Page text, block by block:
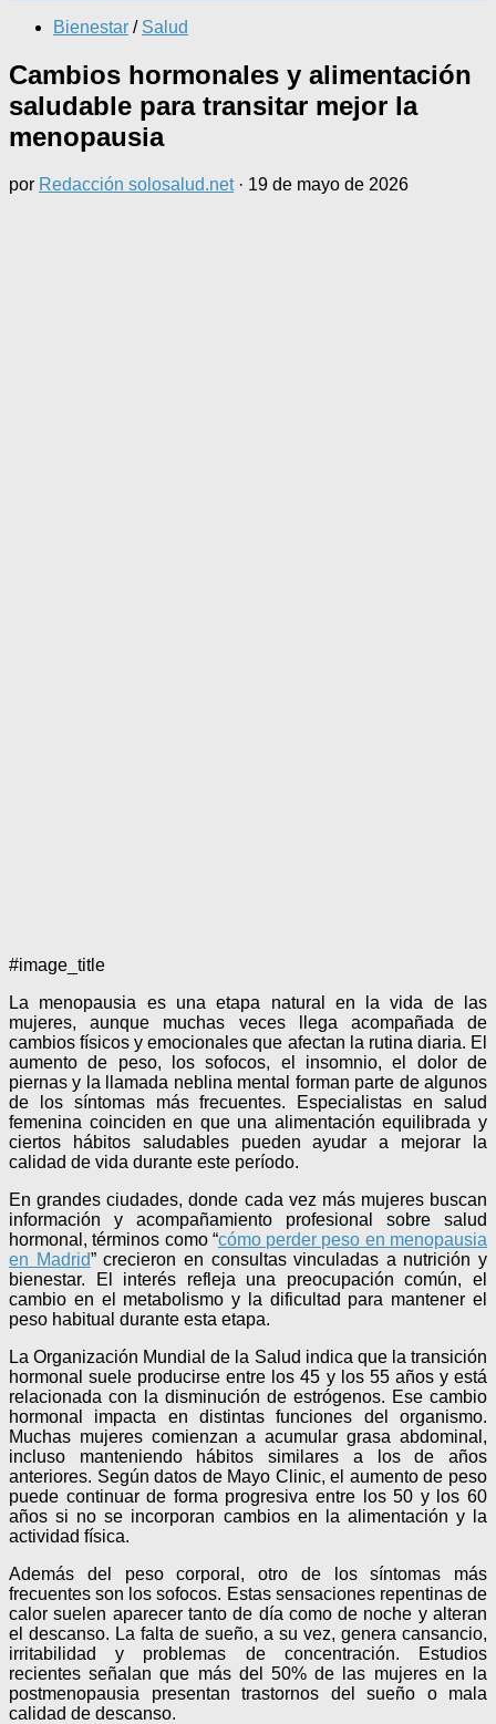
Bienestar / Salud
Cambios hormonales y alimentación
saludable para transitar mejor la
menopausia
por Redacción solosalud.net · 19 de mayo de 2026
#image_title
La menopausia es una etapa natural en la vida de las
mujeres, aunque muchas veces llega acompañada de
cambios físicos y emocionales que afectan la rutina diaria. El
aumento de peso, los sofocos, el insomnio, el dolor de
piernas y la llamada neblina mental forman parte de algunos
de los síntomas más frecuentes. Especialistas en salud
femenina coinciden en que una alimentación equilibrada y
ciertos hábitos saludables pueden ayudar a mejorar la
calidad de vida durante este período.
En grandes ciudades, donde cada vez más mujeres buscan
información y acompañamiento profesional sobre salud
hormonal, términos como “cómo perder peso en menopausia
en Madrid” crecieron en consultas vinculadas a nutrición y
bienestar. El interés refleja una preocupación común, el
cambio en el metabolismo y la dificultad para mantener el
peso habitual durante esta etapa.
La Organización Mundial de la Salud indica que la transición
hormonal suele producirse entre los 45 y los 55 años y está
relacionada con la disminución de estrógenos. Ese cambio
hormonal impacta en distintas funciones del organismo.
Muchas mujeres comienzan a acumular grasa abdominal,
incluso manteniendo hábitos similares a los de años
anteriores. Según datos de Mayo Clinic, el aumento de peso
puede continuar de forma progresiva entre los 50 y los 60
años si no se incorporan cambios en la alimentación y la
actividad física.
Además del peso corporal, otro de los síntomas más
frecuentes son los sofocos. Estas sensaciones repentinas de
calor suelen aparecer tanto de día como de noche y alteran
el descanso. La falta de sueño, a su vez, genera cansancio,
irritabilidad y problemas de concentración. Estudios
recientes señalan que más del 50% de las mujeres en la
postmenopausia presentan trastornos del sueño o mala
calidad de descanso.